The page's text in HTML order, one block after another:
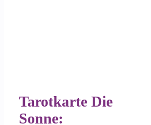
Tarotkarte Die
Sonne: